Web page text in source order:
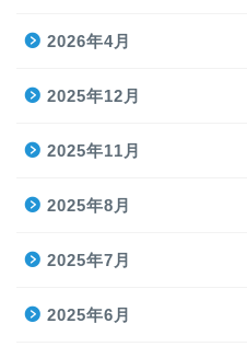
2026年4月
2025年12月
2025年11月
2025年8月
2025年7月
2025年6月